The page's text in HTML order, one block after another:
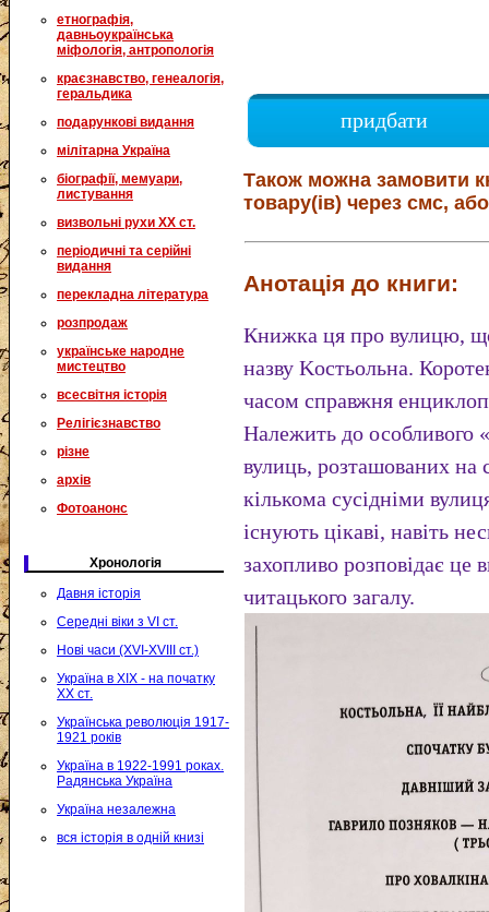
етнографія,
давньоукраїнська
міфологія, антропологія
краєзнавство, генеалогія,
геральдика
подарункові видання
мілітарна Україна
біографії, мемуари,
листування
визвольні рухи XX ст.
періодичні та серійні
видання
перекладна література
розпродаж
українське народне
мистецтво
всесвітня історія
Релігієзнавство
різне
архів
Фотоанонс
Хронологія
Давня історія
Середні віки з VI ст.
Нові часи (XVI-XVIII ст.)
Україна в XIX - на початку
XX ст.
Українська революція 1917-
1921 років
Україна в 1922-1991 роках.
Радянська Україна
Україна незалежна
вся історія в одній книзі
придбати
Також можна замовити
товару(ів) через смс,
Анотація до книги:
Книжка ця про вулицю,
назву Kocтьольна.
часом справжня
Належить до особливого
вулиць, розташованих
кількома сусідніми
існують цікаві, навіть
захопливо розповідає
читацького загалу.